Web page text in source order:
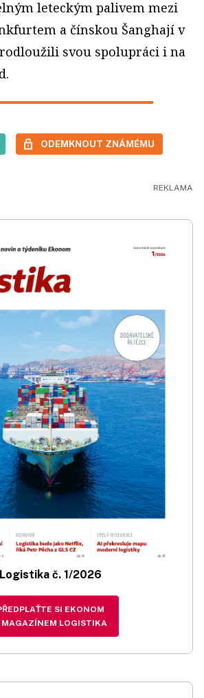
leteckým palivem mezi
a čínskou Šanghají v
svou spolupráci i na
ODEMKNOUT ZNÁMÉMU
Logistika č. 1/2026
SI EKONOM
MAGAZÍNEM LOGISTIKA